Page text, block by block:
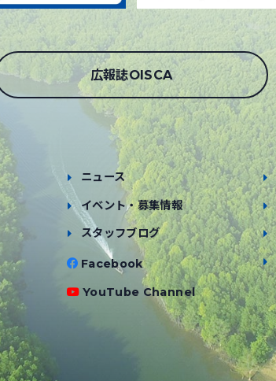
広報誌OISCA
ニュース
イベント・募集情報
スタッフブログ
Facebook
YouTube Channel